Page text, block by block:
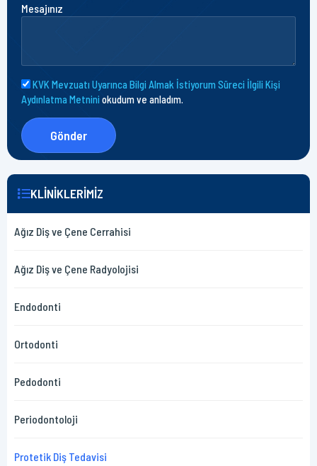
Mesajınız
KVK Mevzuatı Uyarınca Bilgi Almak İstiyorum Süreci İlgili Kişi
Aydınlatma Metnini okudum ve anladım.
KLİNİKLERİMİZ
Ağız Diş ve Çene Cerrahisi
Ağız Diş ve Çene Radyolojisi​
Endodonti
Ortodonti
Pedodonti
Periodontoloji
Protetik Diş Tedavisi